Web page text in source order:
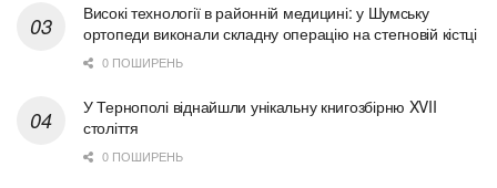
Високі технології в районній медицині: у Шумську
ортопеди виконали складну операцію на стегновій кістці
0 ПОШИРЕНЬ
У Тернополі віднайшли унікальну книгозбірню XVII
століття
0 ПОШИРЕНЬ